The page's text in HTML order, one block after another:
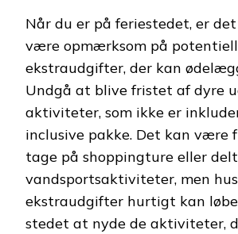
Når du er på feriestedet, er
være opmærksom på
ekstraudgifter, der kan
Undgå at blive fristet af dyre
aktiviteter, som ikke er
inclusive pakke. Det kan være
tage på shoppingture eller
vandsportsaktiviteter, men
ekstraudgifter hurtigt kan løbe
stedet at nyde de aktiviteter,